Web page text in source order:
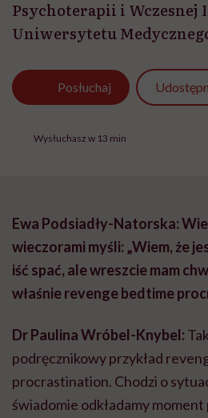
Psychoterapii i
Uniwersytetu
Posłuchaj
Wysłuchasz w 13 min
Ewa Podsiadły-Natorska:
wieczorami myśli: „Wiem, że
iść spać, ale wreszcie mam
właśnie revenge bedtime
Dr Paulina Wróbel-Knybel:
podręcznikowy przykład
procrastination. Chodzi o
świadomie odkładamy moment